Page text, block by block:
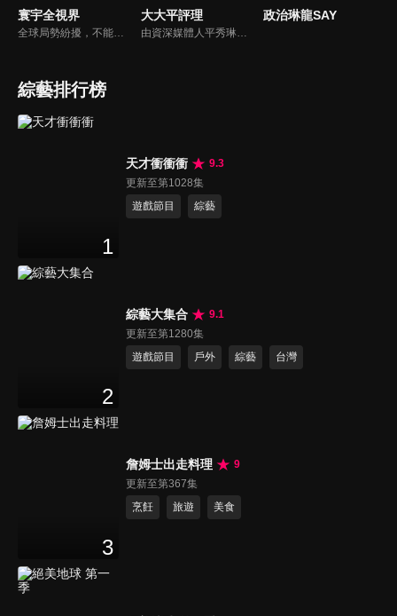
寰宇全視界
全球局勢紛擾，不能置身事外！主播任明玥主持，嶄新一季《寰宇全視界2.0》，集結各領域重磅嘉賓，犀利評論、深度視角，帶您洞悉世界局勢脈絡，開拓兩岸和國際新視野，《寰宇全視界2.0》，帶給您最具含金量的觀點。
大大平評理
由資深媒體人平秀琳所主持的時事討論節目，針對大眾關心的議題，邀請關鍵人物或意見領袖上節目，從各種角度深入剖析，並藉由多人的觀點交流，讓新聞事件的真相掏深一點，幫助觀眾了解當下最熱門的新聞議題，期使本節目成為台灣理性討論時事的典範。
政治琳龍SAY
綜藝排行榜
1
天才衝衝衝
9.3
更新至第1028集
遊戲節目
綜藝
2
綜藝大集合
9.1
更新至第1280集
遊戲節目
戶外 綜藝 台灣
3
詹姆士出走料理
9
更新至第367集
烹飪
旅遊 美食